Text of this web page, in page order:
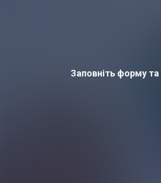
Заповніть форму